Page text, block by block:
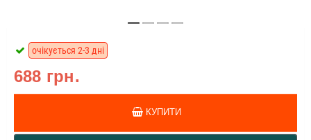
688 грн.
очікується 2-3 дні
КУПИТИ